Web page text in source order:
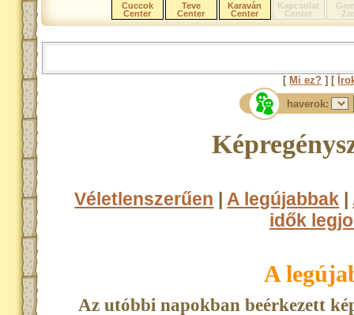
Cuccok
Center
Teve
Center
Karaván
Center
Kapcsolat
Center
[ Mi ez? ] [
haverok:
Véletlenszerűen | A legújabbak |
idők
A
Az utóbbi napokban beérkezett